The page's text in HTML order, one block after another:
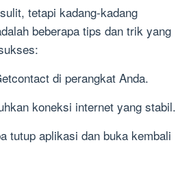
tetapi kadang-kadang
beberapa tips dan trik yang
di perangkat Anda.
koneksi internet yang stabil.
tutup aplikasi dan buka kembali